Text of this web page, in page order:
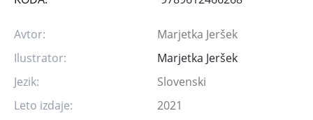
Avtor:
Marjetka Jeršek
Ilustrator:
Marjetka Jeršek
Jezik:
Slovenski
Leto izdaje:
2021